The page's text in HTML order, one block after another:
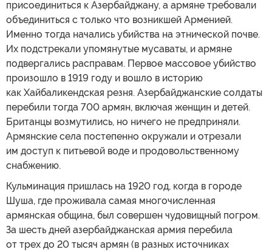
присоединиться к Азербайджану, а армяне требовали
объединиться с только что возникшей Арменией.
Именно тогда начались убийства на этнической почве.
Их подстрекали упомянутые мусаваты, и армяне
подвергались расправам. Первое массовое убийство
произошло в 1919 году и вошло в историю
как Хайбаликендская резня. Азербайджанские солдаты
перебили тогда 700 армян, включая женщин и детей.
Британцы возмутились, но ничего не предприняли.
Армянские села постепенно окружали и отрезали
им доступ к питьевой воде и продовольственному
снабжению.
Кульминация пришлась на 1920 год, когда в городе
Шуша, где проживала самая многочисленная
армянская община, был совершен чудовищный погром.
За шесть дней азербайджанская армия перебила
от трех до 20 тысяч армян (в разных источниках